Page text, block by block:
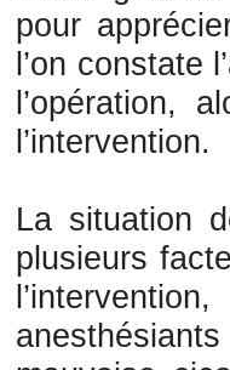
pour
l’on constate
l’opération,
l’intervention.
La situation
plusieurs